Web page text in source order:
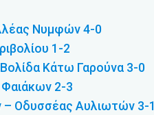
Νυμφών 4-0
1-2
Κάτω Γαρούνα 3-0
2-3
– Οδυσσέας Αυλιωτών 3-1